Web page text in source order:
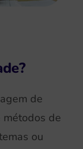
de
métodos de
ou